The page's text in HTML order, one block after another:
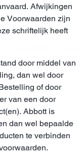
Afwijkingen
Voorwaarden zijn
schriftelijk heeft
door middel van
dan wel door
of door
van een door
Abbott is
dan wel bepaalde
te verbinden